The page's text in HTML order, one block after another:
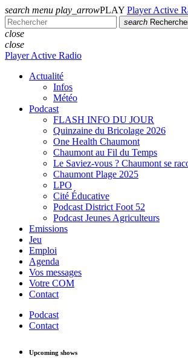
search menu play_arrowPLAY Player Active
search
close
close
Player Active Radio
Actualité
Infos
Météo
Podcast
FLASH INFO DU JOUR
Quinzaine du Bricolage 2026
One Health Chaumont
Chaumont au Fil du Temps
Le Saviez-vous ? Chaumont se
Chaumont Plage 2025
LPO
Cité Éducative
Podcast District Foot 52
Podcast Jeunes Agriculteurs
Emissions
Jeu
Emploi
Agenda
Vos messages
Votre COM
Contact
Podcast
Contact
Upcoming shows